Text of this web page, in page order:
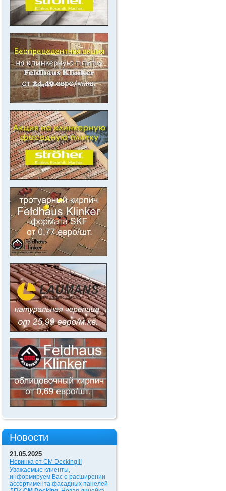
.
.
.
Новости
21.05.2025
Новинка от CM Decking!!!
Уважаемые клиенты,
информируем Вас о расширении
ассортимента фасадных панелей